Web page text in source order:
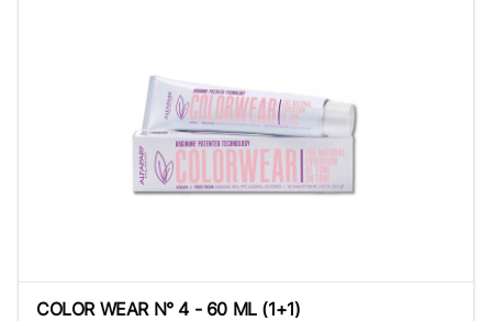
COLOR WEAR N° 4 - 60 ML (1+1)